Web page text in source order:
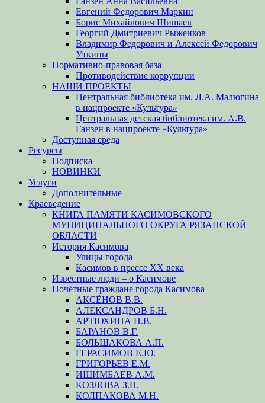
Евгений Федорович Маркин
Борис Михайлович Шишаев
Георгий Дмитриевич Рыженков
Владимир Федорович и Алексей Федорович
Уткины
Нормативно-правовая база
Противодействие коррупции
НАШИ ПРОЕКТЫ
Центральная библиотека им. Л.А. Малюгина
в нацпроекте «Культура»
Центральная детская библиотека им. А.В.
Ганзен в нацпроекте «Культура»
Доступная среда
Ресурсы
Подписка
НОВИНКИ
Услуги
Дополнительные
Краеведение
КНИГА ПАМЯТИ КАСИМОВСКОГО
МУНИЦИПАЛЬНОГО ОКРУГА РЯЗАНСКОЙ
ОБЛАСТИ
История Касимова
Улицы города
Касимов в прессе XX века
Известные люди – о Касимове
Почётные граждане города Касимова
АКСЁНОВ В.В.
АЛЕКСАНДРОВ Б.Н.
АРТЮХИНА Н.В.
БАРАНОВ В.Г.
БОЛЬШАКОВА А.П.
ГЕРАСИМОВ Е.Ю.
ГРИГОРЬЕВ Е.М.
ИШИМБАЕВ А.М.
КОЗЛОВА З.Н.
КОЛПАКОВА М.Н.